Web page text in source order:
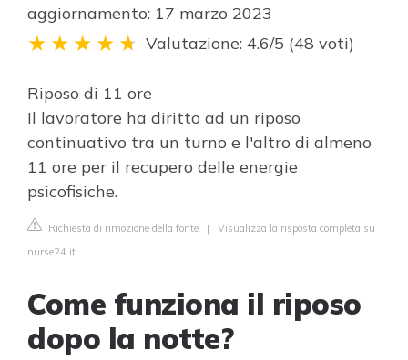
aggiornamento: 17 marzo 2023
Valutazione: 4.6/5 (48 voti)
Riposo di 11 ore
Il lavoratore ha diritto ad un riposo
continuativo tra un turno e l'altro di almeno
11 ore per il recupero delle energie
psicofisiche.
Richiesta di rimozione della fonte | Visualizza la risposta completa su
nurse24.it
Come funziona il riposo
dopo la notte?